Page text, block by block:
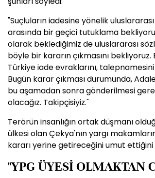
"Suçluların iadesine yönelik
arasında bir geçici tutuklama
olarak beklediğimiz de uluslararası
böyle bir kararın çıkmasını
Türkiye iade evraklarını,
Bugün karar çıkması durumunda,
bu aşamadan sonra gönderilmesi
olacağız. Takipçisiyiz."
Terörün insanlığın ortak düşmanı
ülkesi olan Çekya'nın yargı
kararı yerine getireceğini umut
"YPG ÜYESİ OLMAKTAN